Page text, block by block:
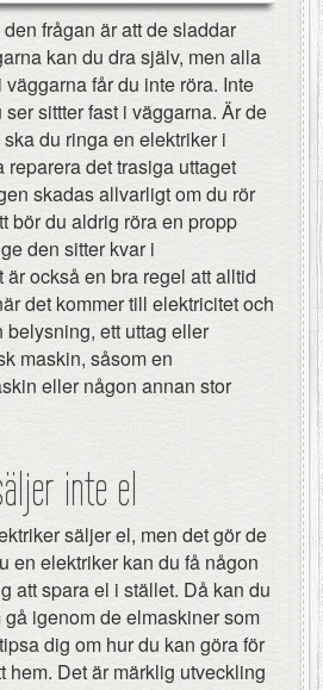
frågan är att de sladdar
kan du dra själv, men alla
får du inte röra. Inte
sittter fast i väggarna. Är de
du ringa en elektriker i
reparera det trasiga uttaget
skadas allvarligt om du rör
bör du aldrig röra en propp
den sitter kvar i
också en bra regel att alltid
det kommer till elektricitet och
belysning, ett uttag eller
maskin, såsom en
eller någon annan stor
inte el
säljer el, men det gör de
en elektriker kan du få någon
att spara el i stället. Då kan du
igenom de elmaskiner som
dig om hur du kan göra för
hem. Det är märklig utveckling